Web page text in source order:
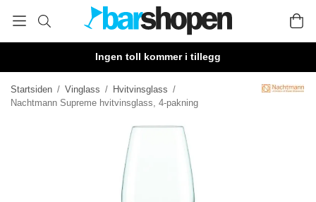
Ingen toll kommer i tillegg
Startsiden / Vinglass / Hvitvinsglass /
Nachtmann Supreme hvitvinsglass, 4-pakning